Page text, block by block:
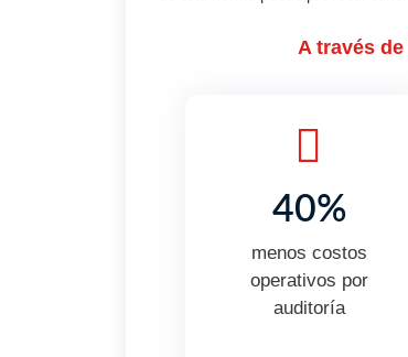
A través
40%
menos costos
operativos por
auditoría